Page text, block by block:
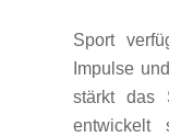
Sport
Impulse
stärkt das
entwickelt